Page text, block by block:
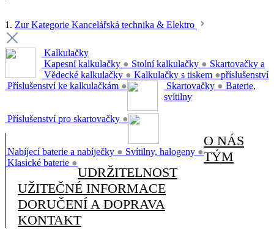
1. Zur Kategorie Kancelářská technika & Elektro
Kalkulačky
Kapesní kalkulačky ● Stolní kalkulačky ●
Vědecké kalkulačky ● Kalkulačky s tiskem ●
Příslušenství ke kalkulačkám ●
Skartovačky a
příslušenství
Skartovačky ●
Příslušenství pro skartovačky ●
Baterie,
svítilny
Nabíjecí baterie a nabíječky ● Svítilny, halogeny ●
Klasické baterie ●
O NÁS
TÝM
UDRŽITELNOST
UŽITEČNÉ INFORMACE
DORUČENÍ A DOPRAVA
KONTAKT